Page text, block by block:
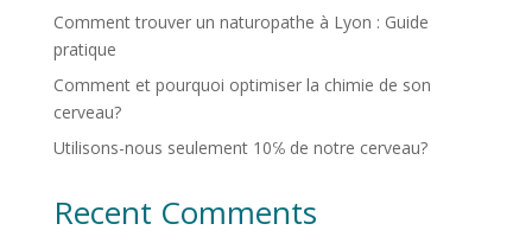
Comment trouver un naturopathe à Lyon : Guide
pratique
Comment et pourquoi optimiser la chimie de son
cerveau?
Utilisons-nous seulement 10℅ de notre cerveau?
Recent Comments